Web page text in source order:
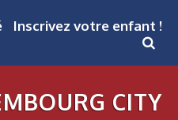
Inscrivez votre enfant !
CITY